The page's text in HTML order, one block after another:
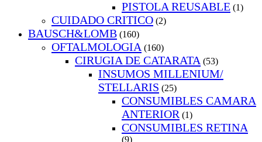
PISTOLA REUSABLE (1)
CUIDADO CRITICO (2)
BAUSCH&LOMB (160)
OFTALMOLOGIA (160)
CIRUGIA DE CATARATA (53)
INSUMOS MILLENIUM/
STELLARIS (25)
CONSUMIBLES CAMARA
ANTERIOR (1)
CONSUMIBLES RETINA
(9)